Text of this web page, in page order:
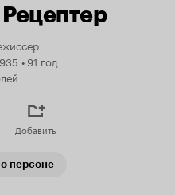
• 91 год
Добавить
персоне